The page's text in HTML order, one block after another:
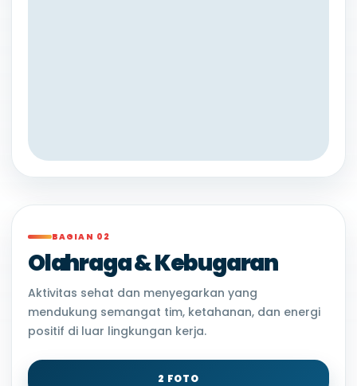
BAGIAN 02
Olahraga & Kebugaran
Aktivitas sehat dan menyegarkan yang
mendukung semangat tim, ketahanan, dan energi
positif di luar lingkungan kerja.
2 FOTO